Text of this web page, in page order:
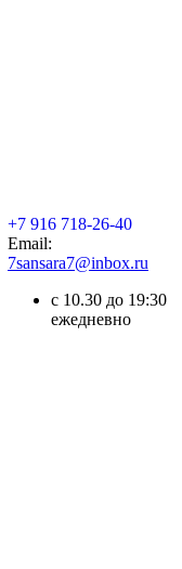
+7 916 718-26-40
Email:
7sansara7@inbox.ru
с 10.30 до 19:30
ежедневно